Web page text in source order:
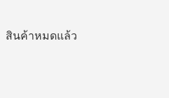
สินค้าหมดแล้ว